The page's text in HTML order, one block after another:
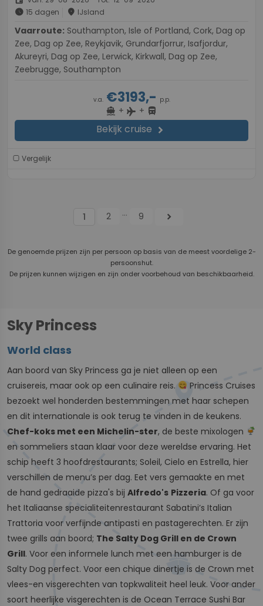
schedule 15 dagen place IJsland
Vaarroute:
Zee, Dag op Zee, Reykjavik, Grundarfjorrur, Isafjordur,
Akureyri, Dag op Zee, Lerwick, Kirkwall, Dag op Zee,
Zeebrugge, Southampton
v.a.€3193,- p.p.
directions_boat + flight + directions_bus
Bekijk cruise chevron_right
Vergelijk
1 2 ... 9 chevron_right
De genoemde prijzen zijn per persoon op basis van de meest voordelige 2-
persoonshut.
De prijzen kunnen wijzigen en zijn onder voorbehoud van beschikbaarheid.
Sky Princess
World class
Aan boord van Sky Princess ga je niet alleen op een
cruisereis, maar ook op een culinaire reis.
Princess Cruises
bezoekt wel honderden bestemmingen met haar schepen
en dit internationale is ook terug te vinden in de keukens.
Chef-koks met een Michelin-ster, de beste mixologen
en sommeliers staan klaar voor deze wereldse ervaring. Het
schip heeft 3 hoofdrestaurants; Soleil, Cielo en Estrella, hier
verschillen de menu’s per dag. Eet vers gemaakte en met
de hand gedraaide pizza's bij Alfredo's Pizzeria. Of ga voor
het Italiaanse specialiteitenrestaurant Sabatini’s Italian
Trattoria voor verfijnde antipasti en pastagerechten. Er zijn
twee grills aan boord; The Salty Dog Grill en de Crown
Grill. Voor een informele lunch met een hamburger is de
Salty Dog perfect. Voor een chique dinertje is de Crown met
vlees-en visgerechten van topkwaliteit heel leuk. Voor ander
soort heerlijke visgerechten is de Ocean Terrace Sushi Bar